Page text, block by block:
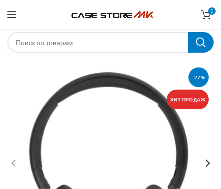
0
-27%
ХИТ ПРОДАЖ